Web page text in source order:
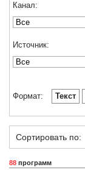
Канал:
Источник:
Формат: Текст
Сортировать по:
88 программ